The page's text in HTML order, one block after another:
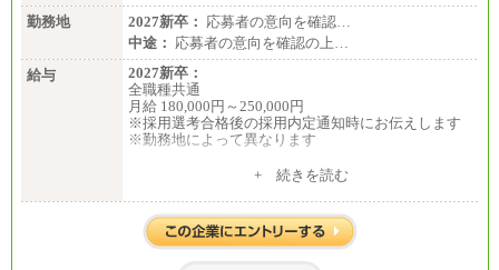
勤務地
2027新卒： 応募者の意向を確認…
中途： 応募者の意向を確認の上…
給与
2027新卒：
全職種共通
月給 180,000円～250,000円
※採用選考合格後の採用内定通知時にお伝えします
※勤務地によって異なります
月給 200,000円～250,000円
入社時の処遇は経験・能力を考慮の上、当社規程に
より決定します。
+ 続きを読む